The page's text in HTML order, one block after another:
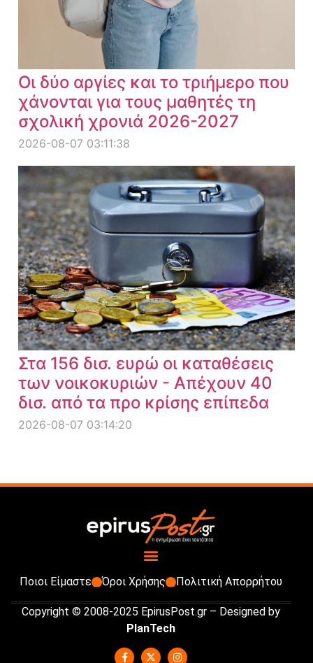
Οι δύο αργίες και το τριήμερο που
χάνονται για τους μαθητές τη
σχολική χρονιά 2026-2027
2026-08-07 03:11:38
Στα 156 δισ. ευρώ οι καταθέσεις
των νοικοκυριών - Απέχουν 40
δισ. από τα προ κρίσης επίπεδα
2026-08-07 03:14:20
Ποιοι Είμαστε Όροι Χρήσης Πολιτική Απορρήτου
Copyright © 2008-2025 EpirusPost.gr – Designed by
PlanTech